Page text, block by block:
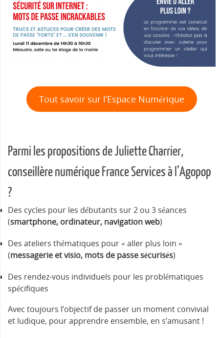
Tout savoir sur l’Espace Numérique
Parmi les propositions de Juliette Charrier,
conseillère numérique France Services à l’Agopop
?
Des cycles pour les débutants sur 2 ou 3 séances
(smartphone, ordinateur, navigation web)
Des ateliers thématiques pour « aller plus loin »
(messagerie et visio, mots de passe sécurisés)
Des rendez-vous individuels pour les problématiques
spécifiques
Avec toujours l’objectif de passer un moment convivial
et ludique, pour apprendre ensemble, en s’amusant !